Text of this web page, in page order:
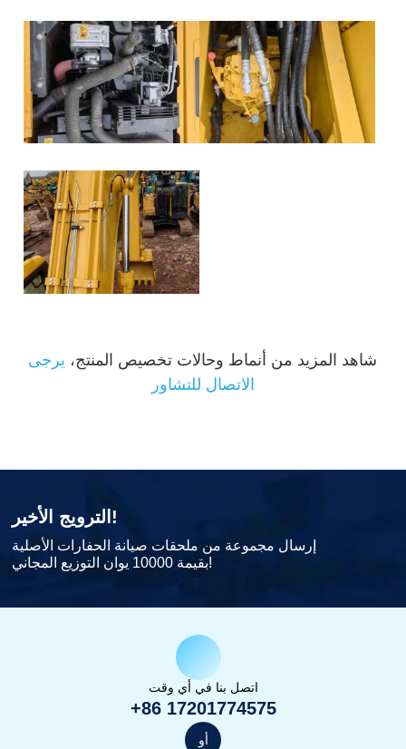
شاهد المزيد من أنماط وحالات تخصيص المنتج، يرجى
الاتصال للتشاور
الترويج الأخير!
إرسال مجموعة من ملحقات صيانة الحفارات الأصلية
بقيمة 10000 يوان التوزيع المجاني!
اتصل بنا في أي وقت
+86 17201774575
أو